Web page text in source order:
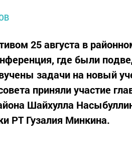
25 августа в
где были
задачи на новый
приняли участие
Шайхулла
РТ Гузалия Минкина.